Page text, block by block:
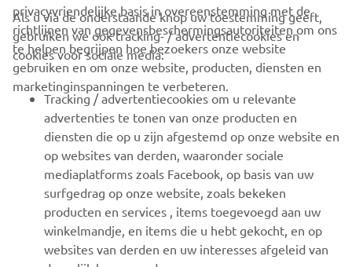
CORPORATE
VOOR BEDRIJVEN
MEER YAMAHA
ONDERSTEUNING
NIEUWSBRIEF
privacyvriendelijke basis in overeenstemming met de
richtlijnen van gegevensbeschermingsautoriteiten om ons
te helpen begrijpen hoe bezoekers onze website
gebruiken en om onze website, producten, diensten en
marketinginspanningen te verbeteren.
Als u via de onderstaande knop uw toestemming geeft,
gebruiken we ook tracking- / advertentiecookies en
cookies voor sociale media:
Tracking / advertentiecookies om u relevante
advertenties te tonen van onze producten en
diensten die op u zijn afgestemd op onze website en
op websites van derden, waaronder sociale
mediaplatforms zoals Facebook, op basis van uw
surfgedrag op onze website, zoals bekeken
producten en services , items toegevoegd aan uw
winkelmandje, en items die u hebt gekocht, en op
websites van derden en uw interesses afgeleid van